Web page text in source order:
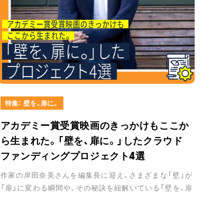
特集： 壁を、扉に。
アカデミー賞受賞映画のきっかけもここか
ら生まれた。「壁を、扉に。」したクラウド
ファンディングプロジェクト4選
作家の岸田奈美さんを編集長に迎え、さまざまな「壁」が
「扉」に変わる瞬間や、その秘訣を紐解いている「壁を、扉